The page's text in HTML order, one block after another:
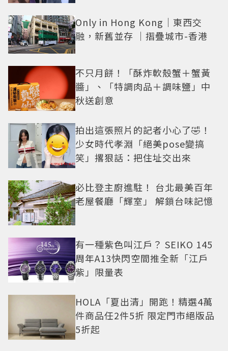
Only in Hong Kong｜東西交
融，新舊並存 ｜摺疊城市-香港
不只月餅！「酥炸軟殼蟹＋蟹黃
醬」、「特調肉品＋調味鹽」中
秋送創意
拍出這張照片的記者小心了🤣！
少女時代孝淵「絕美pose變搞
笑」撂狠話：把住址交出來
必比登主廚進駐！ 台北最美百年
老屋餐廳「輝室」 解鎖台味記憶
有一種紫色叫江戶？ SEIKO 145
周年A13快閃空間推全新「江戶
紫」限量表
HOLA「夏出清」開跑！精選4萬
件商品任2件5折 限定門市絕版品
5折起